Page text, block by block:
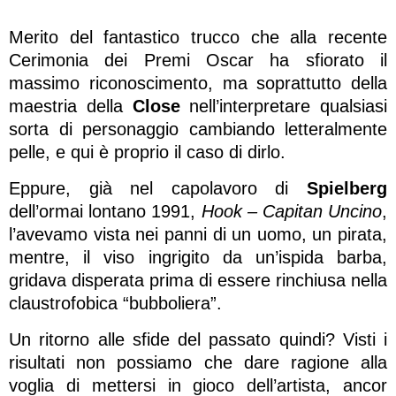
Merito del fantastico trucco che alla recente
Cerimonia dei Premi Oscar ha sfiorato il
massimo riconoscimento, ma soprattutto della
maestria della Closenell’interpretare qualsiasi
sorta di personaggio cambiando letteralmente
pelle, e qui è proprio il caso di dirlo.
Eppure, già nel capolavoro di Spielberg
dell’ormai lontano 1991, Hook – Capitan Uncino,
l’avevamo vista nei panni di un uomo, un pirata,
mentre, il viso ingrigito da un’ispida barba,
gridava disperata prima di essere rinchiusa nella
claustrofobica “bubboliera”.
Un ritorno alle sfide del passato quindi? Visti i
risultati non possiamo che dare ragione alla
voglia di mettersi in gioco dell’artista, ancor